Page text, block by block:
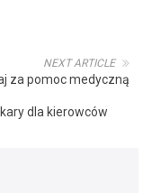
NEXT ARTICLE
za pomoc medyczną
dla kierowców